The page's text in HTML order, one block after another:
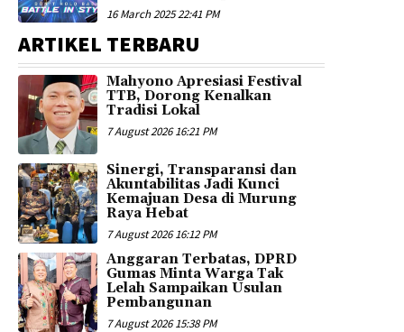
16 March 2025 22:41 PM
ARTIKEL TERBARU
Mahyono Apresiasi Festival
TTB, Dorong Kenalkan
Tradisi Lokal
7 August 2026 16:21 PM
Sinergi, Transparansi dan
Akuntabilitas Jadi Kunci
Kemajuan Desa di Murung
Raya Hebat
7 August 2026 16:12 PM
Anggaran Terbatas, DPRD
Gumas Minta Warga Tak
Lelah Sampaikan Usulan
Pembangunan
7 August 2026 15:38 PM